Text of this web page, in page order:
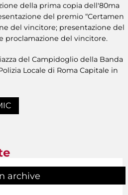
della prima copia dell'80ma
del premio “Certamen
del vincitore; presentazione del
proclamazione del vincitore.
del Campidoglio della Banda
Locale di Roma Capitale in
archive